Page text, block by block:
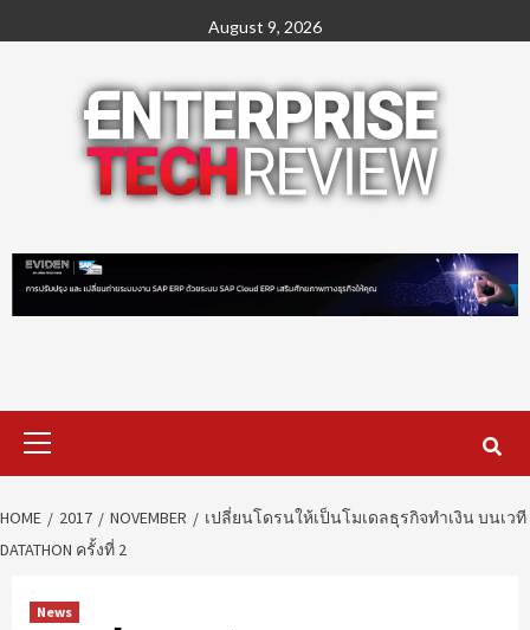
to
August 9, 2026
Primary
Menu
HOME 2017 NOVEMBER
เปลี่ยนโดรนให้เป็นโมเดลธุรกิจทำเงิน บนเวที
DATATHON ครั้งที่ 2
News